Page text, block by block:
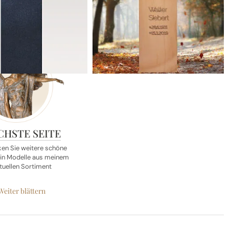
Ihr Komplettpreis4.943,75 €*
SEITE
Sie weitere schöne
Modelleaus meinem
Sortiment
blättern